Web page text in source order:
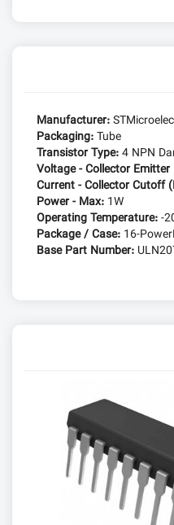
Manufacturer:
Packaging:Tube
Transistor Type:4 NPN
Voltage - Collector
Current - Collector Cutoff
Power - Max: 1W
Operating Temperature:-
Package / Case: 16-
Base Part Number: